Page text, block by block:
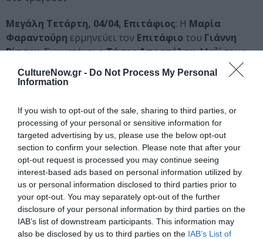
CultureNow.gr - Do Not Process My Personal
Information
If you wish to opt-out of the sale, sharing to third parties, or
processing of your personal or sensitive information for
targeted advertising by us, please use the below opt-out
section to confirm your selection. Please note that after your
opt-out request is processed you may continue seeing
interest-based ads based on personal information utilized by
us or personal information disclosed to third parties prior to
your opt-out. You may separately opt-out of the further
disclosure of your personal information by third parties on the
IAB’s list of downstream participants. This information may
also be disclosed by us to third parties on the IAB’s List of
Μεγάλη Τετάρτη, 04/04, Επιτάφιος: Η Μαρία
Φαραντούρη ερμηνεύει τον Επιτάφιο του Γιάννη
Ρίτσου. Συμμετέχει οΤάσος Αποστόλου. Μαζί τους,
τρεις σπουδαίοι σολίστ, οΑχιλλέας Γουάστωρ
στο
πιάνο, οΗρακλής Ζάκκας στο μπουζούκι και ο
Πασχαλινές συναυλίες στην
Αγγλικανική Εκκλησία
Αγγλικανική Εκκλησία του Αγίου Παύλου,
Φιλελλήνων 27, Σύνταγμα, Αθήνα-Στάση Μετρό:
Σύνταγμα)
2 και 4 Απριλίου 2018 – Στις 20.30
Γενική είσοδος: 12 ευρώ
www.ticketservices.gr